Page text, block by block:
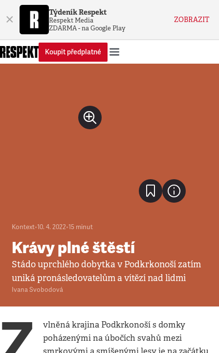
× Týdeník Respekt
Respekt Media
ZDARMA - na Google Play
ZOBRAZIT
Koupit předplatné
Kontext•10. 4. 2022•15 minut
Krávy plné štěstí
Stádo uprchlého dobytka v Podkrkonoší zatím
uniká pronásledovatelům a vítězí nad lidmi
Ivana Svobodová
vlněná krajina Podkrkonoší s domky
poházenými na úbočích svahů mezi